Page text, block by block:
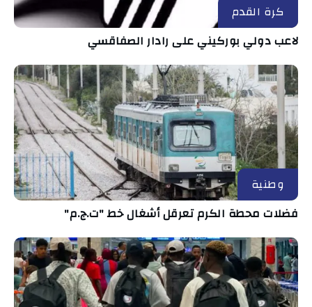
كرة القدم
لاعب دولي بوركيني على رادار الصفاقسي
وطنية
فضلات محطة الكرم تعرقل أشغال خط "ت.ج.م"